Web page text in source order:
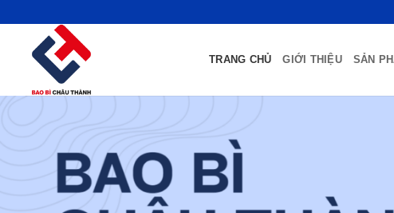
TRANG CHỦ GIỚI THIỆU SẢN